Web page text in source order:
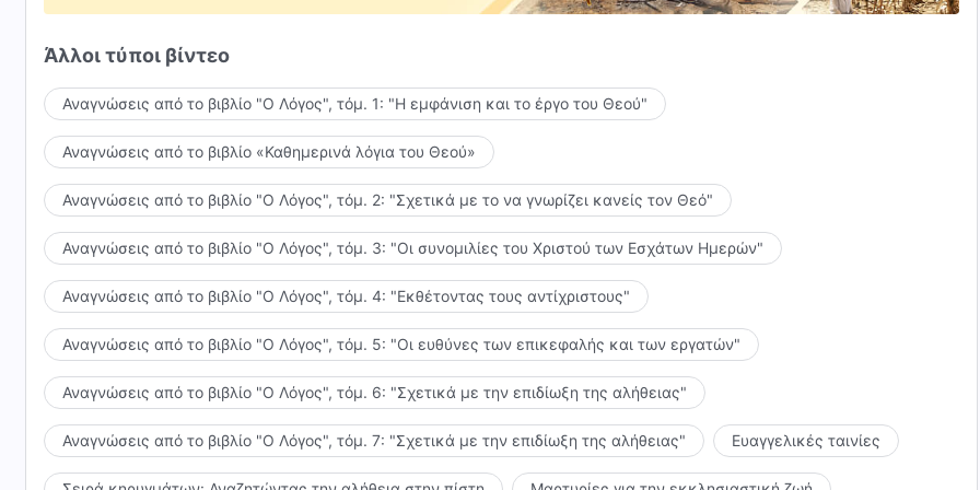
επαγρύπνηση να έχει λάβει τέλος. Όμως θα πρέπει να γνωρίζεις ακριβώς πού βρίσκονται αυτήν τη στιγμή η
καρδιά και το πνεύμα σου.
Άλλοι τύποι βίντεο
Αναγνώσεις από το βιβλίο "Ο Λόγος", τόμ. 1: "Η εμφάνιση και το έργο του Θεού"
Αναγνώσεις από το βιβλίο «Καθημερινά λόγια του Θεού»
Αναγνώσεις από το βιβλίο "Ο Λόγος", τόμ. 2: "Σχετικά με το να γνωρίζει κανείς τον Θεό"
Αναγνώσεις από το βιβλίο "Ο Λόγος", τόμ. 3: "Οι συνομιλίες του Χριστού των Εσχάτων Ημερών"
Αναγνώσεις από το βιβλίο "Ο Λόγος", τόμ. 4: "Εκθέτοντας τους αντίχριστους"
Αναγνώσεις από το βιβλίο "Ο Λόγος", τόμ. 5: "Οι ευθύνες των επικεφαλής και των εργατών"
Αναγνώσεις από το βιβλίο "Ο Λόγος", τόμ. 6: "Σχετικά με την επιδίωξη της αλήθειας"
Αναγνώσεις από το βιβλίο "Ο Λόγος", τόμ. 7: "Σχετικά με την επιδίωξη της αλήθειας" Ευαγγελικές ταινίες